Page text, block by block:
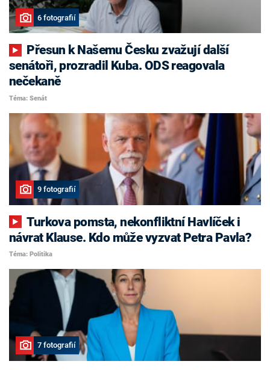
6 fotografií
senátoři, prozradil Kuba. ODS reagovala
nečekaně
Téma: Senát
9 fotografií
Turkova pomsta, nekonfliktní Havlíček i
návrat Klause. Kdo může vyzvat Petra Pavla?
Téma: Politika
7 fotografií